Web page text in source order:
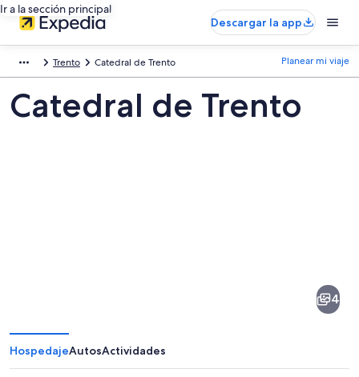
Ir a la sección principal
Descargar la app
Trento Catedral de Trento Planear mi viaje
Catedral de Trento
Trento
4
HospedajeAutosActividades